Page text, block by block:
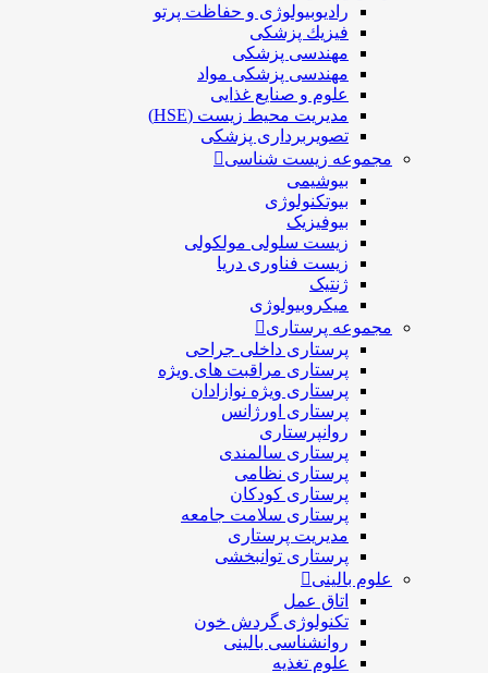
رادیوبیولوژی و حفاظت پرتو
فيزيك پزشکی
مهندسی پزشکی
مهندسی پزشکی مواد
علوم و صنايع غذایی
مدیریت محیط زیست (HSE)
تصویربرداری پزشکی
مجموعه زیست شناسی
بیوشیمی
بیوتکنولوژی
بیوفیزیک
زیست سلولی مولکولی
زیست فناوری دریا
ژنتیک
میکروبیولوژی
مجموعه پرستاری
پرستاری داخلی جراحی
پرستاری مراقبت های ويژه
پرستاری ويژه نوازادان
پرستاری اورژانس
روانپرستاری
پرستاری سالمندی
پرستاری نظامی
پرستاری کودکان
پرستاری سلامت جامعه
مدیریت پرستاری
پرستاری توانبخشی
علوم بالینی
اتاق عمل
تکنولوژی گردش خون
روانشناسی بالینی
علوم تغذیه